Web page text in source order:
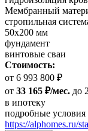
Мембранный
стропильная
50х200 мм
фундамент
винтовые сваи
Стоимость:
от 6 993 800 ₽
от 33 165 ₽/мес. до
в ипотеку
подробные условия
https://alphomes.ru/